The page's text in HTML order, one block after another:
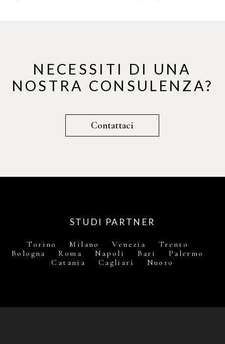
NECESSITI DI UNA
NOSTRA CONSULENZA?
Contattaci
STUDI PARTNER
Torino Milano Venezia Trento
Bologna Roma Napoli Bari Palermo
Catania Cagliari Nuoro